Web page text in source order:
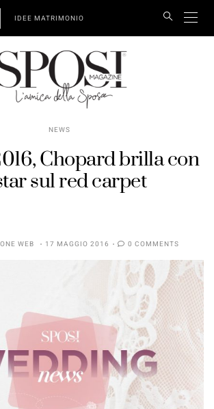
IDEE MATRIMONIO
NEWS
Chopard brilla con
sul red carpet
WEB 17 MAGGIO 2016 0 COMMENTS